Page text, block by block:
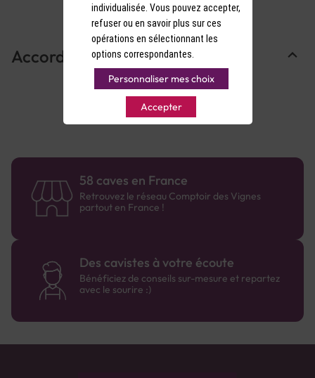
Accords Mets & Vins
58 caves en France
Retrouvez le réseau Comptoir des Vignes
partout en France !
Des cavistes à votre écoute
Bénéficiez de conseils sur-mesure et repartez
avec le sourire :)
individualisée. Vous pouvez accepter,
refuser ou en savoir plus sur ces
opérations en sélectionnant les
options correspondantes.
Personnaliser mes choix
Accepter